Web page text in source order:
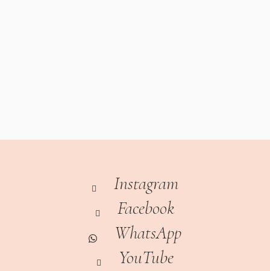
Instagram
Facebook
WhatsApp
YouTube